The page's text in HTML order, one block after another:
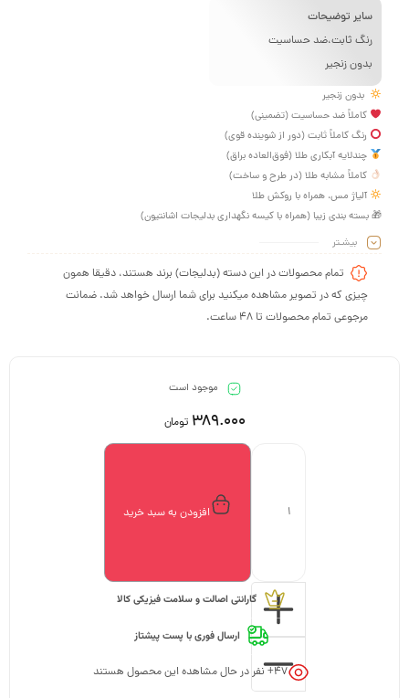
توضیحات
ثابت،ضد حساسیت
زنجیر
بدون زنجیر
کاملاً ضد حساسیت (تضمینی)
رنگ کاملاً ثابت (دور از شوینده قوی)
چندلایه آبکاری طلا (فوق‌العاده براق)
کاملاً مشابه طلا (در طرح و ساخت)
آلیاژ مس، همراه با روکش طلا
بندی زیبا (همراه با کیسه نگهداری بدلیجات اشانتیون)
بیشـتر
تمام محصولات در این دسته (بدلیجات) برند هستند، دقیقا همون
چیزی که در تصویر مشاهده میکنید برای شما ارسال خواهد شد. ضمانت
مرجوعی تمام محصولات تا 48 ساعت.
موجود است
389.000 تومان
افزودن به سبد خرید
گارانتی اصالت و سلامت فیزیکی کالا
ارسال فوری با پست پیشتاز
+ نفر در حال مشاهده این محصول هستند